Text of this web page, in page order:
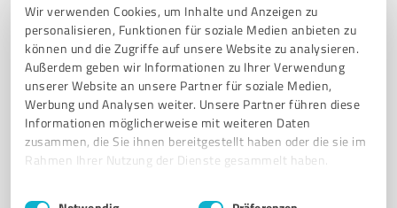
Wir verwenden Cookies, um Inhalte und Anzeigen zu
personalisieren, Funktionen für soziale Medien anbieten zu
können und die Zugriffe auf unsere Website zu analysieren.
Außerdem geben wir Informationen zu Ihrer Verwendung
unserer Website an unsere Partner für soziale Medien,
Werbung und Analysen weiter. Unsere Partner führen diese
Informationen möglicherweise mit weiteren Daten
zusammen, die Sie ihnen bereitgestellt haben oder die sie im
Rahmen Ihrer Nutzung der Dienste gesammelt haben.
Impressum Datenschutzbestimmungen
Einwilligungsauswahl
Sie möchten auch hier gelistet werden?
Registrieren Sie sich jetzt und werden Sie ein von
Kunden empfohlener ProvenExpert!
6 Transport, Logistik & Spedition